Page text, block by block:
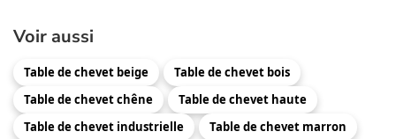
Voir aussi
Table de chevet beige
Table de chevet bois
Table de chevet chêne
Table de chevet haute
Table de chevet industrielle
Table de chevet marron